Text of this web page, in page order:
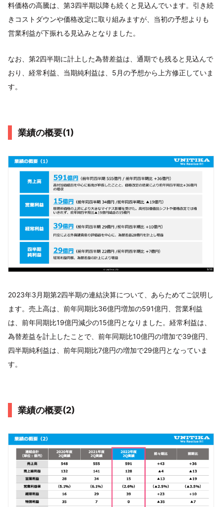
料価格の高騰は、第3四半期以降も続くと見込んでいます。引き続
きコストダウンや価格改定に取り組みますが、当初の予想よりも
営業利益が下振れる見込みとなりました。
なお、第2四半期に計上した為替差益は、通期でも残ると見込んで
おり、経常利益、当期純利益は、5月の予想から上方修正していま
す。
業績の概要(1)
2023年3月期第2四半期の連結決算について、あらためてご説明し
ます。売上高は、前年同期比36億円増加の591億円、営業利益
は、前年同期比19億円減少の15億円となりました。経常利益は、
為替差益を計上したことで、前年同期比10億円の増加で39億円、
四半期純利益は、前年同期比7億円の増加で29億円となっていま
す。
業績の概要(2)